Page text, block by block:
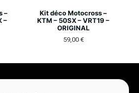
–
–
Kit déco Motocross –
KTM – 50SX – VRT19 –
ORIGINAL
59,00 €